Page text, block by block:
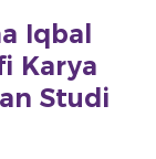
Iqbal
Karya
Studi